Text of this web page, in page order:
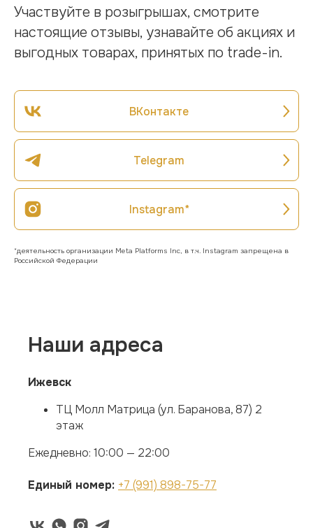
Участвуйте в розыгрышах, смотрите
настоящие отзывы, узнавайте об акциях и
выгодных товарах, принятых по trade-in.
ВКонтакте
Telegram
Instagram*
*деятельность организации Meta Platforms Inc, в т.ч. Instagram запрещена в
Российской Федерации
Наши адреса
Ижевск
ТЦ Молл Матрица (ул. Баранова, 87) 2
этаж
Ежедневно: 10:00 — 22:00
Единый номер: +7 (991) 898-75-77